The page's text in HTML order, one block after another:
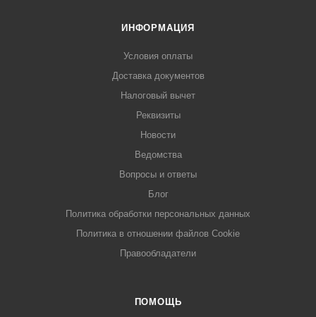
ИНФОРМАЦИЯ
Условия оплаты
Доставка документов
Налоговый вычет
Реквизиты
Новости
Ведомства
Вопросы и ответы
Блог
Политика обработки персональных данных
Политика в отношении файлов Cookie
Правообладатели
ПОМОЩЬ